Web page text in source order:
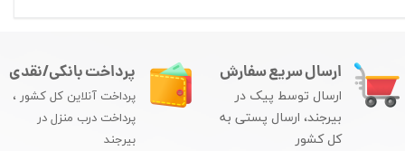
ارسال سریع سفارش
ارسال توسط پیک در
بیرجند، ارسال پستی به
کل کشور
پرداخت بانکی/نقدی
پرداخت آنلاین کل کشور ،
پرداخت درب منزل در
بیرجند